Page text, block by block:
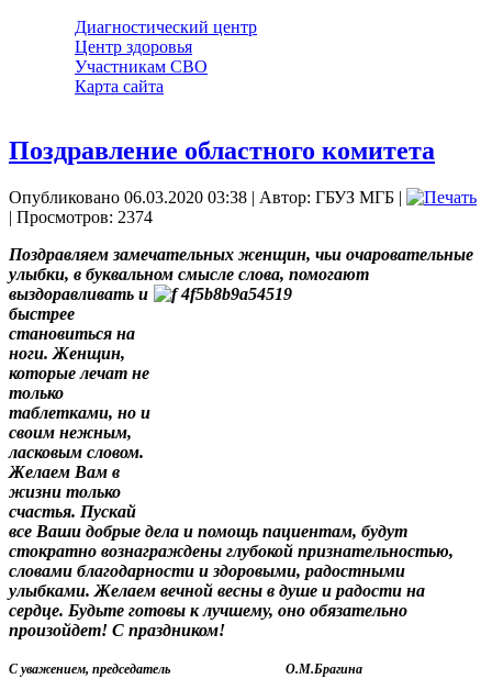
Диагностический центр
Центр здоровья
Участникам СВО
Карта сайта
Поздравление областного комитета
Опубликовано 06.03.2020 03:38 | Автор: ГБУЗ МГБ |
| Просмотров: 2374
Поздравляем замечательных женщин, чьи очаровательные
улыбки, в буквальном смысле слова, помогают
выздоравливать и
быстрее
становиться на
ноги. Женщин,
которые лечат не
только
таблетками, но и
своим нежным,
ласковым словом.
Желаем Вам в
жизни только
счастья. Пускай
все Ваши добрые дела и помощь пациентам, будут
стократно вознаграждены глубокой признательностью,
словами благодарности и здоровыми, радостными
улыбками. Желаем вечной весны в душе и радости на
сердце. Будьте готовы к лучшему, оно обязательно
произойдет! С праздником!
С уважением, председатель О.М.Брагина